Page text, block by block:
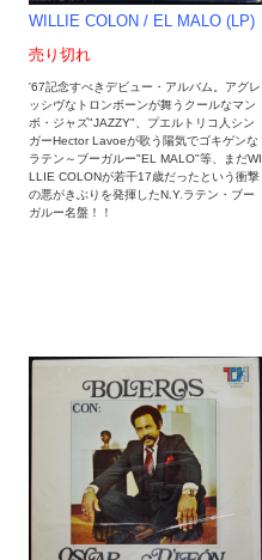
WILLIE COLON / EL MALO (LP)
売り切れ
'67記念すべきデビュー・アルバム。アグレ
ッシヴなトロンボーンが舞うクールなマン
ボ・ジャズ"JAZZY"、プエルトリコ人シン
ガーHector Lavoeが歌う陽気でゴキゲンな
ラテン～ブーガルー"EL MALO"等、まだWI
LLIE COLONが若干17歳だったという衝撃
の悪がきぶりを発揮したN.Y.ラテン・ブー
ガルー名盤！！